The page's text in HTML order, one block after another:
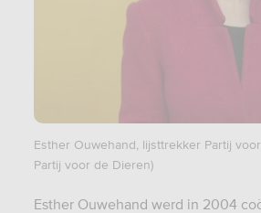
Esther Ouwehand, lijsttrekker Partij
Partij voor de Dieren)
Esther Ouwehand werd in 2004